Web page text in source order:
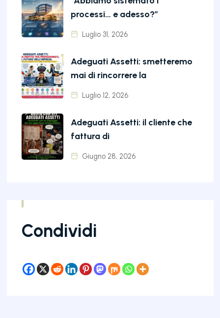
processi… e adesso?”
Luglio 31, 2026
Adeguati Assetti: smetteremo
mai di rincorrere la
Luglio 12, 2026
Adeguati Assetti: il cliente che
fattura di
Giugno 28, 2026
Condividi